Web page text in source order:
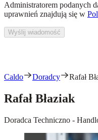
Administratorem podanych
uprawnień znajdują się w
Wyślij wiadomość
Caldo Doradcy Rafał
Rafał Błaziak
Doradca Techniczno -